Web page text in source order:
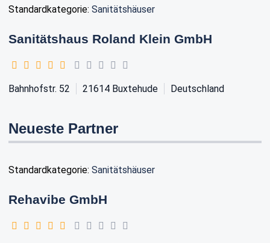
Standardkategorie: Sanitätshäuser
Sanitätshaus Roland Klein GmbH
Bahnhofstr. 52 21614 Buxtehude Deutschland
Neueste Partner
Standardkategorie: Sanitätshäuser
Rehavibe GmbH